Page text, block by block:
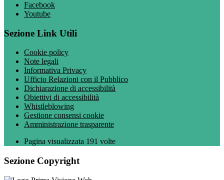
Facebook
Youtube
Sezione Link Utili
Cookie policy
Note legali
Informativa Privacy
Ufficio Relazioni con il Pubblico
Dichiarazione di accessibilità
Obiettivi di accessibilità
Whistleblowing
Gestione consensi cookie
Amministrazione trasparente
Pagina visualizzata 191 volte
Sezione Copyright